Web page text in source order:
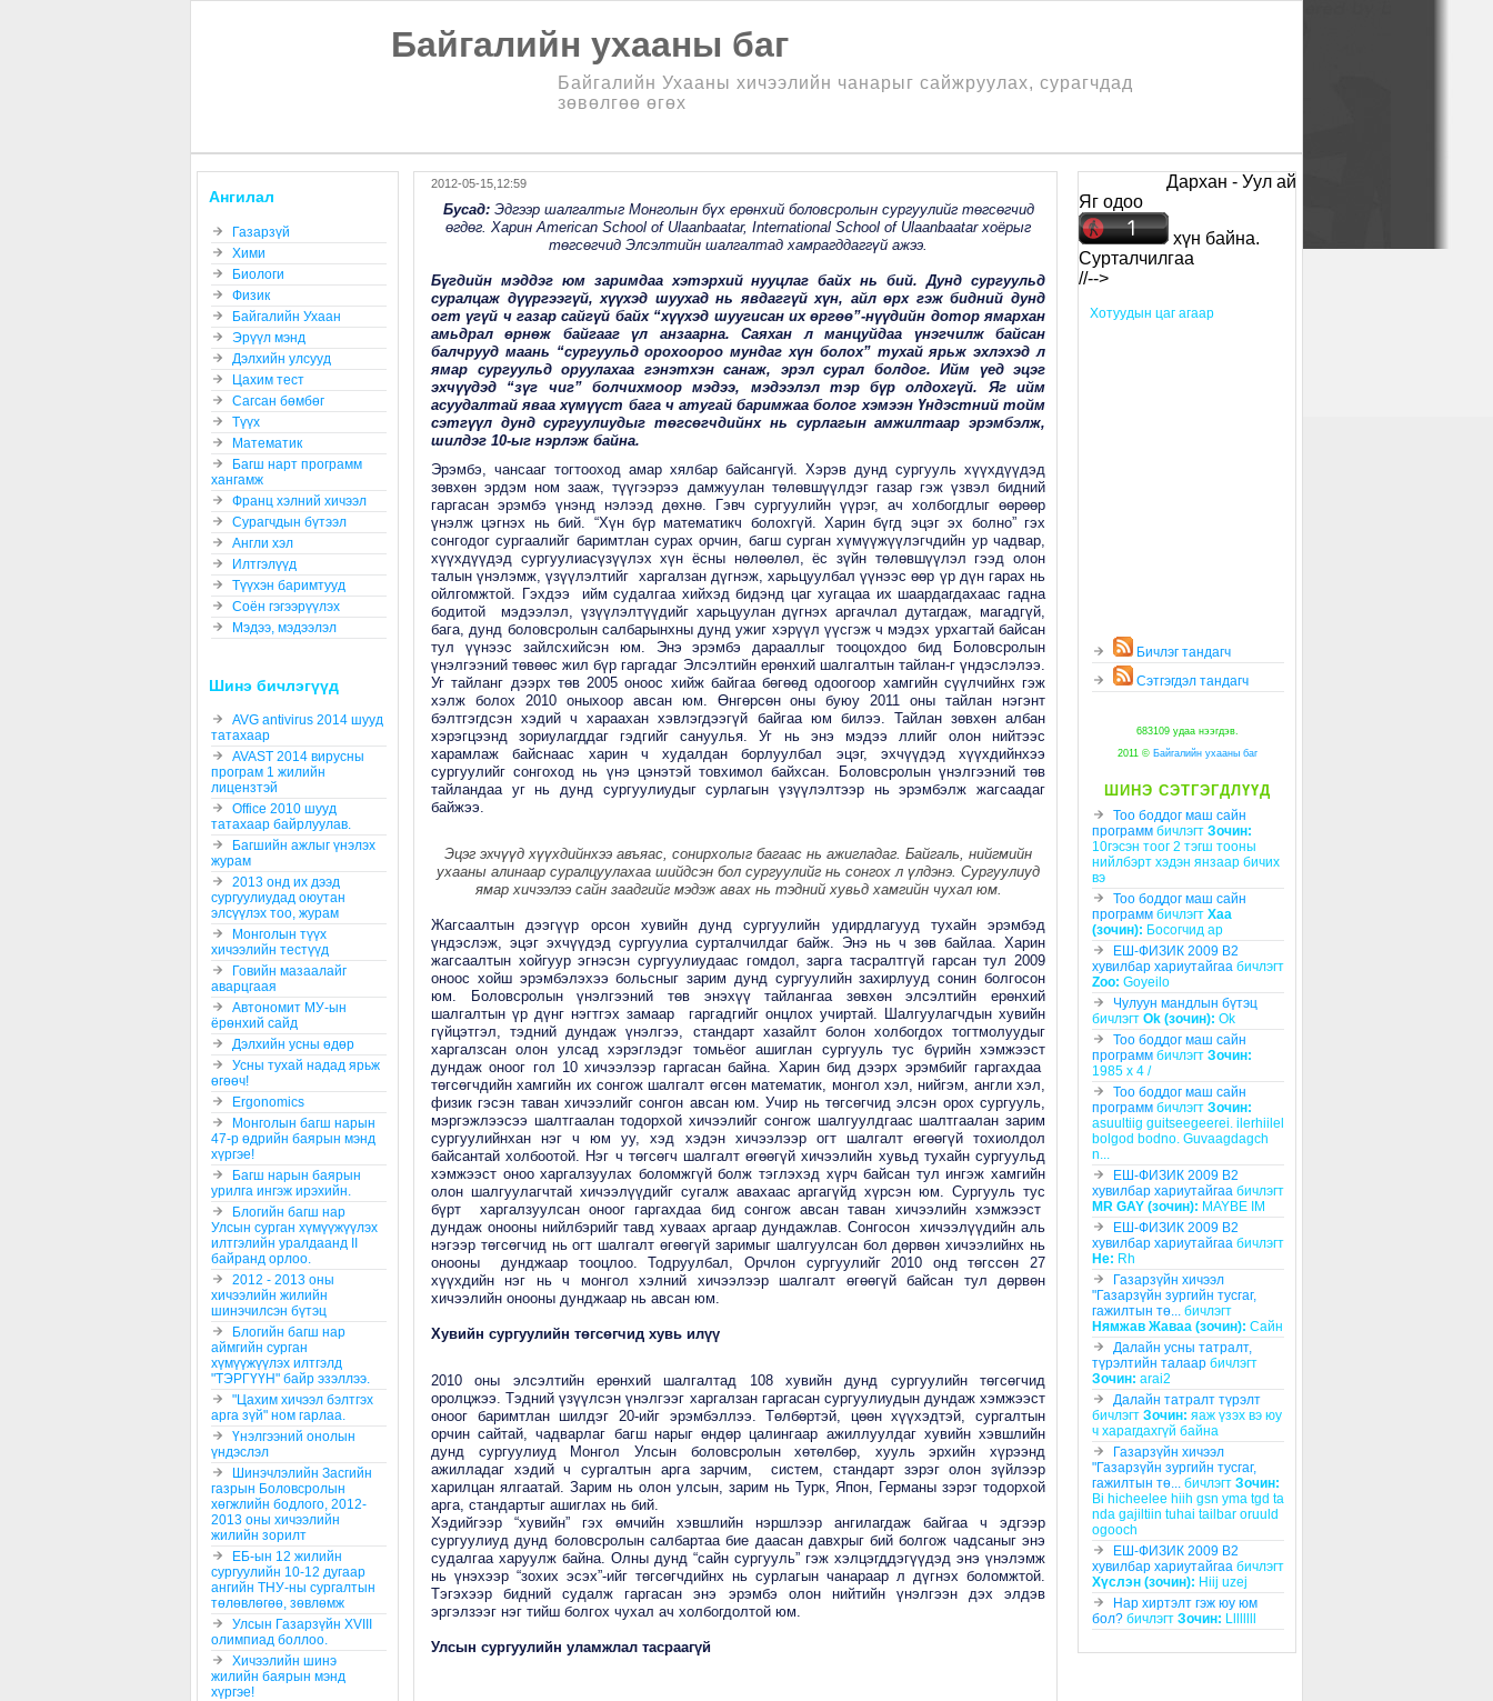
Байгалийн ухааны баг
Байгалийн Ухааны хичээлийн чанарыг сайжруулах, сурагчдад
зөвөлгөө өгөх
Дархан - Уул аймаг Байгалийн Ухааны
Яг одоо
хүн байна.
Сурталчилгаа
//-->
Xотуудын цаг агаар
Бичлэг тандагч
Сэтгэгдэл тандагч
683109 удаа нээгдэв.
2011 © Байгалийн ухааны баг
ШИНЭ СЭТГЭГДЛҮҮД
Тоо боддог маш сайн
программ бичлэгт Зочин:
10гэсэн тоог 2 тэгш тооны
нийлбэрт хэдэн янзаар бичих
вэ
Тоо боддог маш сайн
программ бичлэгт Хаа
(зочин): Босогчид ар
ЕШ-ФИЗИК 2009 В2
хувилбар хариутайгаа бичлэгт
Zoo: Goyeilo
Чулуун мандлын бүтэц
бичлэгт Ok (зочин): Ok
Тоо боддог маш сайн
программ бичлэгт Зочин:
1985 x 4 /
Тоо боддог маш сайн
программ бичлэгт Зочин:
asuultiig guitseegeerei. ilerhiilel
bolgod bodno. Guvaagdagch
n...
ЕШ-ФИЗИК 2009 В2
хувилбар хариутайгаа бичлэгт
MR GAY (зочин): MAYBE IM
ЕШ-ФИЗИК 2009 В2
хувилбар хариутайгаа бичлэгт
He: Rh
Газарзүйн хичээл
"Газарзүйн зургийн тусгаг,
гажилтын тө... бичлэгт
Нямжав Жаваа (зочин): Сайн
Далайн усны татралт,
түрэлтийн талаар бичлэгт
Зочин: arai2
Далайн татралт түрэлт
бичлэгт Зочин: яаж үзэх вэ юу
ч харагдахгүй байна
Газарзүйн хичээл
"Газарзүйн зургийн тусгаг,
гажилтын тө... бичлэгт Зочин:
Bi hicheelee hiih gsn yma tgd ta
nda gajiltiin tuhai tailbar oruuld
ogooch
ЕШ-ФИЗИК 2009 В2
хувилбар хариутайгаа бичлэгт
Хүслэн (зочин): Hiij uzej
Нар хиртэлт гэж юу юм
бол? бичлэгт Зочин: Llllllll
2012-05-15,12:59
Бусад: Эдгээр шалгалтыг Монголын бүх ерөнхий боловсролын сургуулийг төгсөгчид
өгдөг. Харин American School of Ulaanbaatar, International School of Ulaanbaatar хоёрыг
төгсөгчид Элсэлтийн шалгалтад хамрагддаггүй ажээ.
Бүгдийн мэддэг юм заримдаа хэтэрхий нууцлаг байх нь бий. Дунд сургуульд
суралцаж дүүргээгүй, хүүхэд шуухад нь явдаггүй хүн, айл өрх гэж бидний дунд
огт үгүй ч газар сайгүй байх “хүүхэд шуугисан их өргөө”-нүүдийн дотор ямархан
амьдрал өрнөж байгааг үл анзаарна. Саяхан л манцуйдаа үнэгчилж байсан
балчрууд маань “сургуульд орохоороо мундаг хүн болох” тухай ярьж эхлэхэд л
ямар сургуульд оруулахаа гэнэтхэн санаж, эрэл сурал болдог. Ийм үед эцэг
эхчүүдэд “зүг чиг” болчихмоор мэдээ, мэдээлэл тэр бүр олдохгүй. Яг ийм
асуудалтай яваа хүмүүст бага ч атугай баримжаа болог хэмээн Үндэстний тойм
сэтгүүл дунд сургуулиудыг төгсөгчдийнх нь сурлагын амжилтаар эрэмбэлж,
шилдэг 10-ыг нэрлэж байна.
Эрэмбэ, чансааг тогтооход амар хялбар байсангүй. Хэрэв дунд сургууль хүүхдүүдэд
зөвхөн эрдэм ном зааж, түүгээрээ дамжуулан төлөвшүүлдэг газар гэж үзвэл бидний
гаргасан эрэмбэ үнэнд нэлээд дөхнө. Гэвч сургуулийн үүрэг, ач холбогдлыг өөрөөр
үнэлж цэгнэх нь бий. “Хүн бүр математикч болохгүй. Харин бүгд эцэг эх болно” гэх
сонгодог сургаалийг баримтлан сурах орчин, багш сурган хүмүүжүүлэгчдийн ур чадвар,
хүүхдүүдэд сургуулиасүзүүлэх хүн ёсны нөлөөлөл, ёс зүйн төлөвшүүлэл гээд олон
талын үнэлэмж, үзүүлэлтийг харгалзан дүгнэж, харьцуулбал үүнээс өөр үр дүн гарах нь
ойлгомжтой. Гэхдээ ийм судалгаа хийхэд бидэнд цаг хугацаа их шаардагдахаас гадна
бодитой мэдээлэл, үзүүлэлтүүдийг харьцуулан дүгнэх аргачлал дутагдаж, магадгүй,
бага, дунд боловсролын салбарынхны дунд ужиг хэрүүл үүсгэж ч мэдэх урхагтай байсан
тул үүнээс зайлсхийсэн юм. Энэ эрэмбэ дарааллыг тооцохдоо бид Боловсролын
үнэлгээний төвөөс жил бүр гаргадаг Элсэлтийн ерөнхий шалгалтын тайлан-г үндэслэлээ.
Уг тайланг дээрх төв 2005 оноос хийж байгаа бөгөөд одоогоор хамгийн сүүлчийнх гэж
хэлж болох 2010 оныхоор авсан юм. Өнгөрсөн оны буюу 2011 оны тайлан нэгэнт
бэлтгэгдсэн хэдий ч хараахан хэвлэгдээгүй байгаа юм билээ. Тайлан зөвхөн албан
хэрэгцээнд зориулагддаг гэдгийг сануулья. Уг нь энэ мэдээ ллийг олон нийтээс
харамлаж байснаас харин ч худалдан борлуулбал эцэг, эхчүүдэд хүүхдийнхээ
сургуулийг сонгоход нь үнэ цэнэтэй товхимол байхсан. Боловсролын үнэлгээний төв
тайландаа уг нь дунд сургуулиудыг сурлагын үзүүлэлтээр нь эрэмбэлж жагсаадаг
байжээ.
Эцэг эхчүүд хүүхдийнхээ авъяас, сонирхолыг багаас нь ажигладаг. Байгаль, нийгмийн
ухааны алинаар суралцуулахаа шийдсэн бол сургуулийг нь сонгох л үлдэнэ. Сургуулиуд
ямар хичээлээ сайн заадгийг мэдэж авах нь тэдний хувьд хамгийн чухал юм.
Жагсаалтын дээгүүр орсон хувийн дунд сургуулийн удирдлагууд тухайн эрэмбэд
үндэслэж, эцэг эхчүүдэд сургуулиа сурталчилдаг байж. Энэ нь ч зөв байлаа. Харин
жагсаалтын хойгуур эгнэсэн сургуулиудаас гомдол, зарга тасралтгүй гарсан тул 2009
оноос хойш эрэмбэлэхээ больсныг зарим дунд сургуулийн захирлууд сонин болгосон
юм. Боловсролын үнэлгээний төв энэхүү тайлангаа зөвхөн элсэлтийн ерөнхий
шалгалтын үр дүнг нэгтгэх замаар гаргадгийг онцлох учиртай. Шалгуулагчдын хувийн
гүйцэтгэл, тэдний дундаж үнэлгээ, стандарт хазайлт болон холбогдох тогтмолуудыг
харгалзсан олон улсад хэрэглэдэг томьёог ашиглан сургууль тус бүрийн хэмжээст
дундаж оноог гол 10 хичээлээр гаргасан байна. Харин бид дээрх эрэмбийг гаргахдаа
төгсөгчдийн хамгийн их сонгож шалгалт өгсөн математик, монгол хэл, нийгэм, англи хэл,
физик гэсэн таван хичээлийг сонгон авсан юм. Учир нь төгсөгчид элсэн орох сургууль,
мэргэжлээсээ шалтгаалан тодорхой хичээлийг сонгож шалгуулдгаас шалтгаалан зарим
сургуулийнхан нэг ч юм уу, хэд хэдэн хичээлээр огт шалгалт өгөөгүй тохиолдол
байсантай холбоотой. Нэг ч төгсөгч шалгалт өгөөгүй хичээлийн хувьд тухайн сургуульд
хэмжээст оноо харгалзуулах боломжгүй болж тэглэхэд хүрч байсан тул ингэж хамгийн
олон шалгуулагчтай хичээлүүдийг сугалж авахаас аргагүйд хүрсэн юм. Сургууль тус
бүрт харгалзуулсан оноог гаргахдаа бид сонгож авсан таван хичээлийн хэмжээст
дундаж онооны нийлбэрийг тавд хуваах аргаар дундажлав. Сонгосон хичээлүүдийн аль
нэгээр төгсөгчид нь огт шалгалт өгөөгүй заримыг шалгуулсан бол дөрвөн хичээлийнх нь
онооны дунджаар тооцлоо. Тодруулбал, Орчлон сургуулийг 2010 онд төгссөн 27
хүүхдийн нэг нь ч монгол хэлний хичээлээр шалгалт өгөөгүй байсан тул дөрвөн
хичээлийн онооны дунджаар нь авсан юм.
Хувийн сургуулийн төгсөгчид хувь илүү
2010 оны элсэлтийн ерөнхий шалгалтад 108 хувийн дунд сургуулийн төгсөгчид
оролцжээ. Тэдний үзүүлсэн үнэлгээг харгалзан гаргасан сургуулиудын дундаж хэмжээст
оноог баримтлан шилдэг 20-ийг эрэмбэллээ. Төлбөртэй, цөөн хүүхэдтэй, сургалтын
орчин сайтай, чадварлаг багш нарыг өндөр цалингаар ажиллуулдаг хувийн хэвшлийн
дунд сургуулиуд Монгол Улсын боловсролын хөтөлбөр, хууль эрхийн хүрээнд
ажилладаг хэдий ч сургалтын арга зарчим, систем, стандарт зэрэг олон зүйлээр
харилцан ялгаатай. Зарим нь олон улсын, зарим нь Турк, Япон, Германы зэрэг тодорхой
арга, стандартыг ашиглах нь бий.
Хэдийгээр “хувийн” гэх өмчийн хэвшлийн нэршлээр ангилагдаж байгаа ч эдгээр
сургуулиуд дунд боловсролын салбартаа бие даасан давхрыг бий болгож чадсаныг энэ
судалгаа харуулж байна. Олны дунд “сайн сургууль” гэж хэлцэгддэгүүдэд энэ үнэлэмж
нь үнэхээр “зохих эсэх”-ийг төгсөгчдийнх нь сурлагын чанараар л дүгнэх боломжтой.
Тэгэхээр бидний судалж гаргасан энэ эрэмбэ олон нийтийн үнэлгээн дэх элдэв
эргэлзээг нэг тийш болгох чухал ач холбогдолтой юм.
Улсын сургуулийн уламжлал тасраагүй
Ангилал
Газарзүй
Хими
Биологи
Физик
Байгалийн Ухаан
Эрүүл мэнд
Дэлхийн улсууд
Цахим тест
Сагсан бөмбөг
Түүх
Математик
Багш нарт программ
хангамж
Франц хэлний хичээл
Сурагчдын бүтээл
Англи хэл
Илтгэлүүд
Түүхэн баримтууд
Соён гэгээрүүлэх
Мэдээ, мэдээлэл
Шинэ бичлэгүүд
AVG antivirus 2014 шууд
татахаар
AVAST 2014 вирусны
програм 1 жилийн
лицензтэй
Office 2010 шууд
татахаар байрлуулав.
Багшийн ажлыг үнэлэх
журам
2013 онд их дээд
сургуулиудад оюутан
элсүүлэх тоо, журам
Монголын түүх
хичээлийн тестүүд
Говийн мазаалайг
аварцгаая
Автономит МУ-ын
ёрөнхий сайд
Дэлхийн усны өдөр
Усны тухай надад ярьж
өгөөч!
Ergonomics
Монголын багш нарын
47-р өдрийн баярын мэнд
хүргэе!
Багш нарын баярын
урилга ингэж ирэхийн.
Блогийн багш нар
Улсын сурган хүмүүжүүлэх
илтгэлийн уралдаанд II
байранд орлоо.
2012 - 2013 оны
хичээлийн жилийн
шинэчилсэн бүтэц
Блогийн багш нар
аймгийн сурган
хүмүүжүүлэх илтгэлд
"ТЭРГҮҮН" байр эзэллээ.
"Цахим хичээл бэлтгэх
арга зүй" ном гарлаа.
Үнэлгээний онолын
үндэслэл
Шинэчлэлийн Засгийн
газрын Боловсролын
хөгжлийн бодлого, 2012-
2013 оны хичээлийн
жилийн зорилт
ЕБ-ын 12 жилийн
сургуулийн 10-12 дугаар
ангийн ТНУ-ны сургалтын
төлөвлөгөө, зөвлөмж
Улсын Газарзүйн XVIII
олимпиад боллоо.
Хичээлийн шинэ
жилийн баярын мэнд
хүргэе!